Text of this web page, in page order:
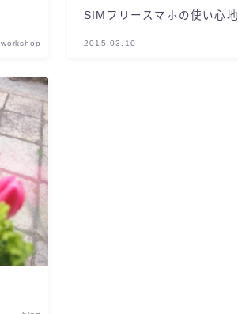
workshop
SIMフリースマホの使い心地
2015.03.10